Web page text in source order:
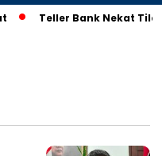
Teller Bank Nekat